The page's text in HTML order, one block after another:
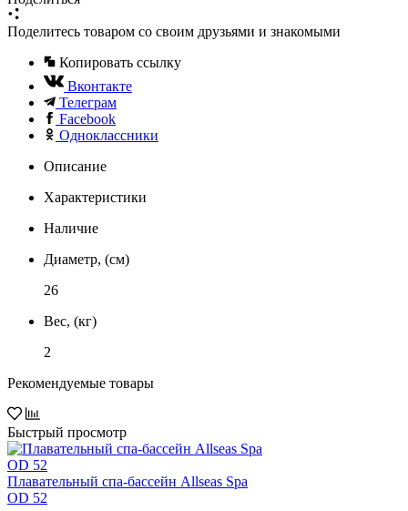
Поделитесь товаром со своим друзьями и знакомыми
Копировать ссылку
Вконтакте
Телеграм
Facebook
Одноклассники
Описание
Характеристики
Наличие
Диаметр, (см)
26
Вес, (кг)
2
Рекомендуемые товары
Быстрый просмотр
Плавательный спа-бассейн Allseas Spa
OD 52